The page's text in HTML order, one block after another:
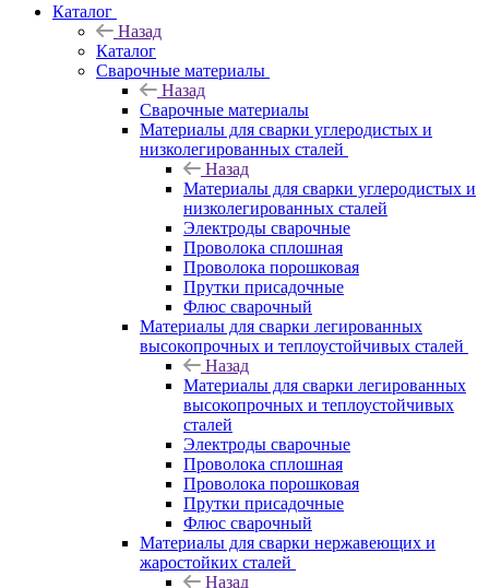
Каталог
Назад
Каталог
Сварочные материалы
Назад
Сварочные материалы
Материалы для сварки углеродистых и
низколегированных сталей
Назад
Материалы для сварки углеродистых и
низколегированных сталей
Электроды сварочные
Проволока сплошная
Проволока порошковая
Прутки присадочные
Флюс сварочный
Материалы для сварки легированных
высокопрочных и теплоустойчивых сталей
Назад
Материалы для сварки легированных
высокопрочных и теплоустойчивых
сталей
Электроды сварочные
Проволока сплошная
Проволока порошковая
Прутки присадочные
Флюс сварочный
Материалы для сварки нержавеющих и
жаростойких сталей
Назад